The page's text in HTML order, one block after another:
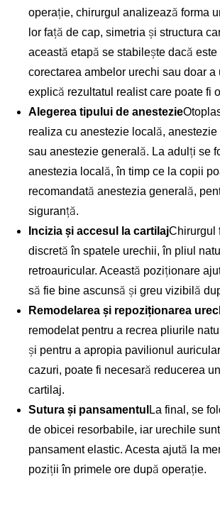
operație, chirurgul analizează forma
lor față de cap, simetria și structura
această etapă se stabilește dacă este
corectarea ambelor urechi sau doar a
explică rezultatul realist care poate fi
Alegerea tipului de anestezie
realiza cu anestezie locală,
sau anestezie generală. La adulți se
anestezia locală, în timp ce la copii
recomandată anestezia generală,
siguranță.
Incizia și accesul la cartilajChirurgul
discretă în spatele urechii, în pliul
retroauricular. Această poziționare
să fie bine ascunsă și greu vizibilă
Remodelarea și repoziționarea
remodelat pentru a recrea pliurile
și pentru a apropia pavilionul
cazuri, poate fi necesară reducerea
cartilaj.
Sutura și pansamentul La final, se
de obicei resorbabile, iar urechile
pansament elastic. Acesta ajută la
poziții în primele ore după operație.